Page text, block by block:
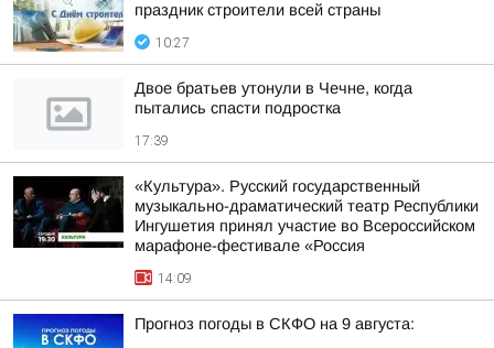
праздник строители всей страны
10:27
Двое братьев утонули в Чечне, когда
пытались спасти подростка
17:39
«Культура». Русский государственный
музыкально-драматический театр Республики
Ингушетия принял участие во Всероссийском
марафоне-фестивале «Россия
14:09
Прогноз погоды в СКФО на 9 августа: